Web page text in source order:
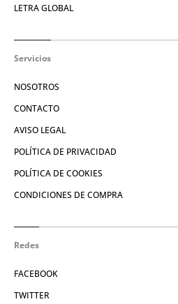
LETRA GLOBAL
Servicios
NOSOTROS
CONTACTO
AVISO LEGAL
POLÍTICA DE PRIVACIDAD
POLÍTICA DE COOKIES
CONDICIONES DE COMPRA
Redes
FACEBOOK
TWITTER